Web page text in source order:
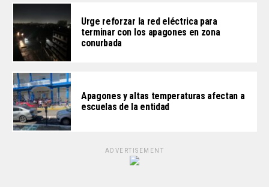
Urge reforzar la red eléctrica para
terminar con los apagones en zona
conurbada
Apagones y altas temperaturas afectan a
escuelas de la entidad
ADVERTISEMENT